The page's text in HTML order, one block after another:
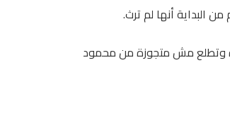
البداية أنها لم ترث.
وتطلع مش متجوزة من محمود